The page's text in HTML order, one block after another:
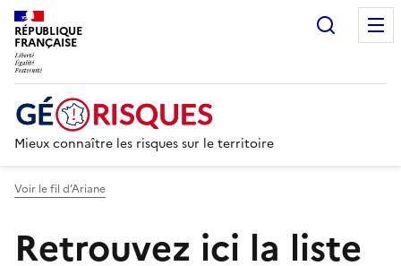
RÉPUBLIQUE
FRANÇAISE
Mieux connaître les risques sur le territoire
Voir le fil d’Ariane
Retrouvez ici la liste